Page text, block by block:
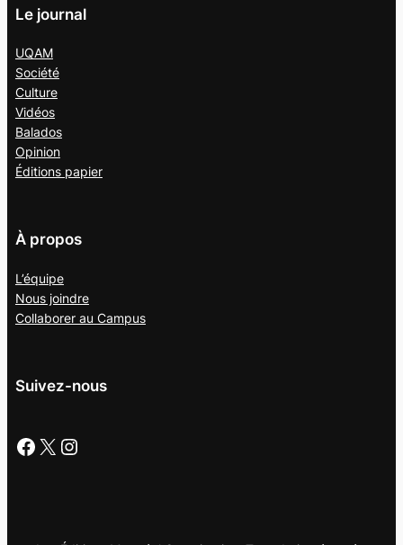
Le journal
UQAM
Société
Culture
Vidéos
Balados
Opinion
Éditions papier
À propos
L’équipe
Nous joindre
Collaborer au Campus
Suivez-nous
Facebook X Instagram